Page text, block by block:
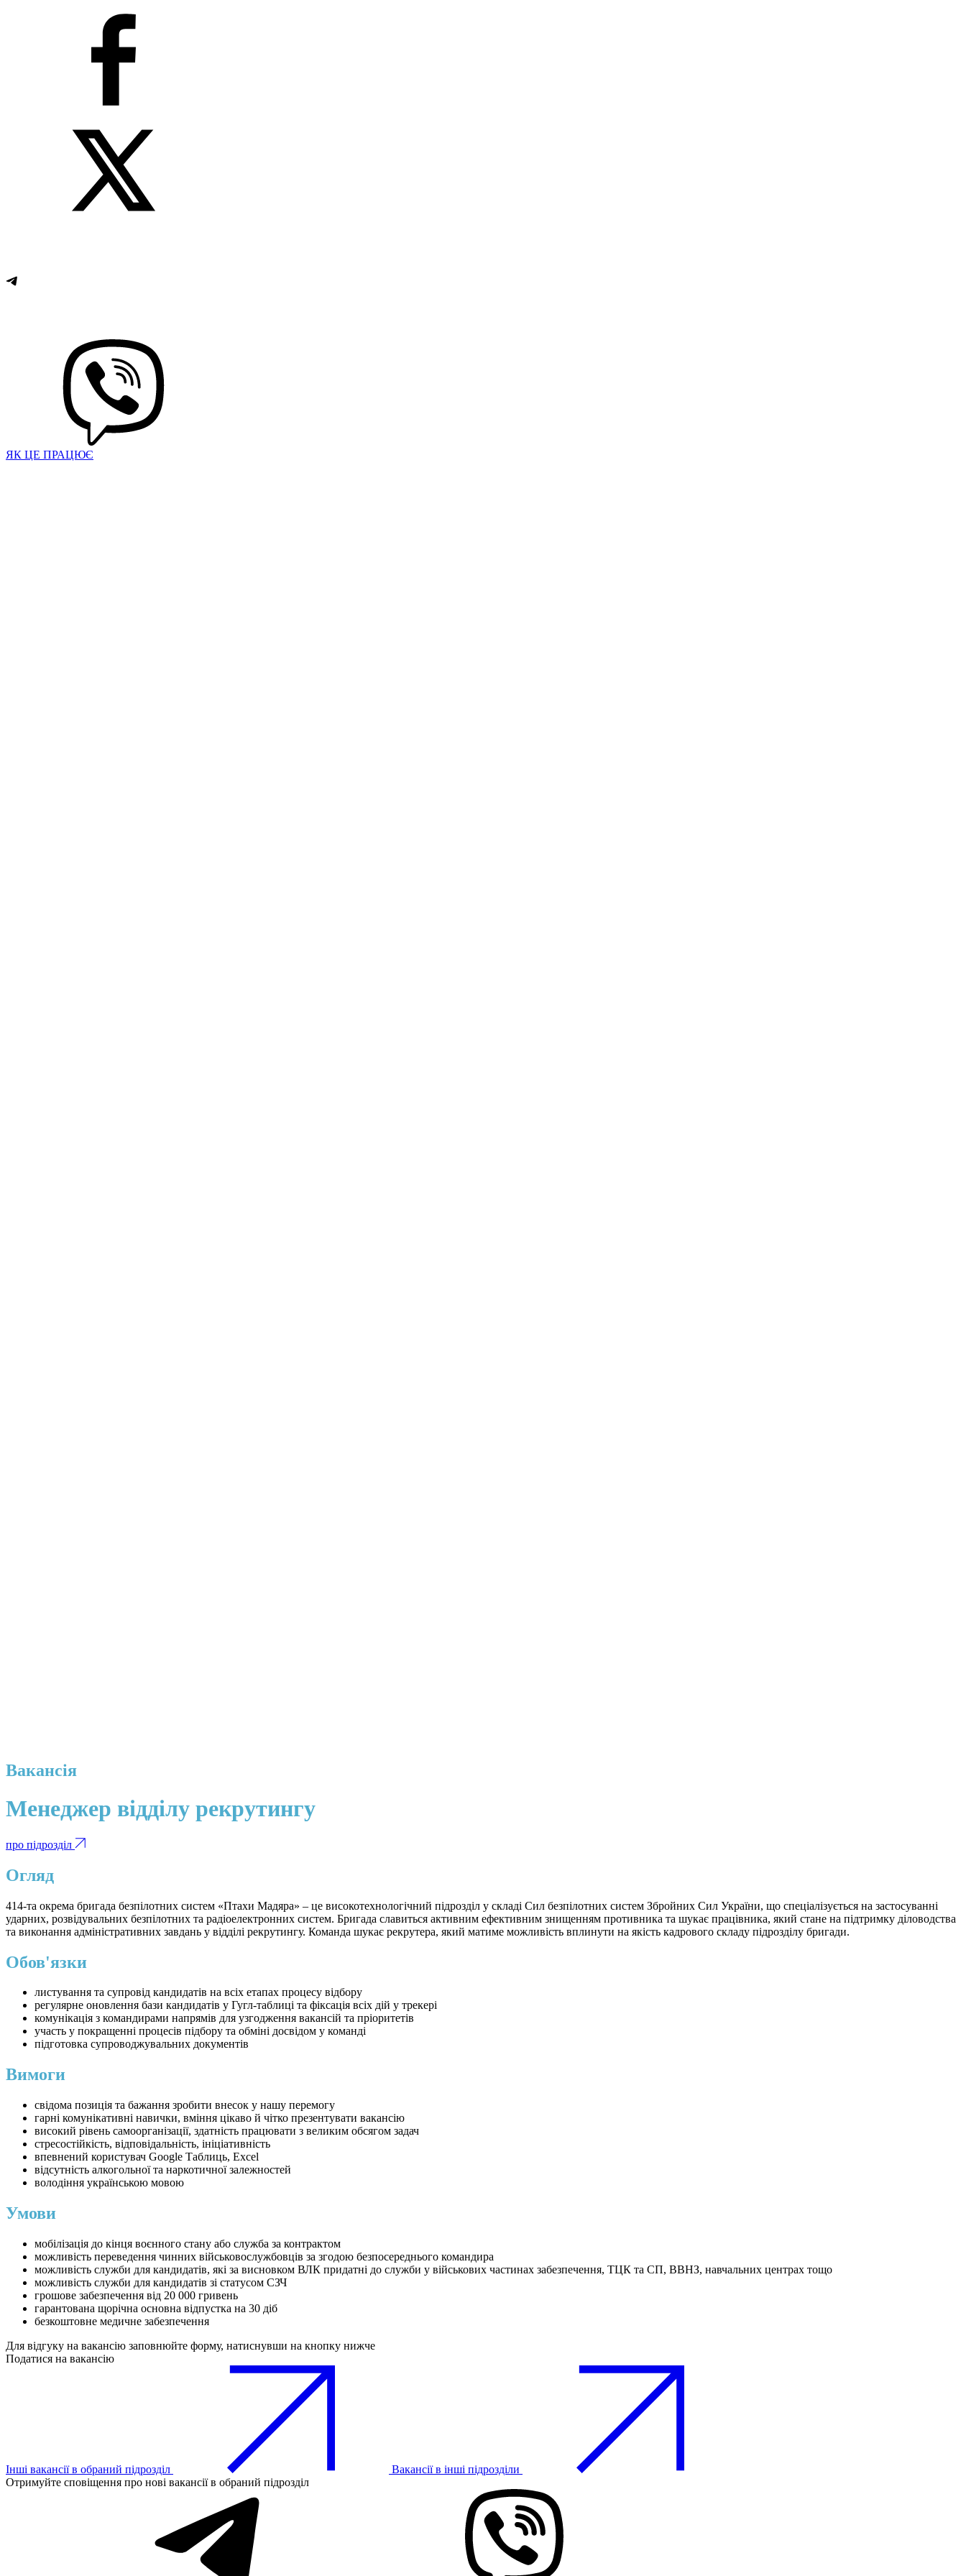
ЯК ЦЕ ПРАЦЮЄ
Вакансія
Менеджер відділу рекрутингу
про підрозділ
Огляд
414-та окрема бригада безпілотних систем «Птахи Мадяра» – це високотехнологічний підрозділ у складі Сил безпілотних систем Збройних Сил України, що спеціалізується на застосуванні
ударних, розвідувальних безпілотних та радіоелектронних систем. Бригада славиться активним ефективним знищенням противника та шукає працівника, який стане на підтримку діловодства
та виконання адміністративних завдань у відділі рекрутингу. Команда шукає рекрутера, який матиме можливість вплинути на якість кадрового складу підрозділу бригади.
Обов'язки
листування та супровід кандидатів на всіх етапах процесу відбору
регулярне оновлення бази кандидатів у Гугл-таблиці та фіксація всіх дій у трекері
комунікація з командирами напрямів для узгодження вакансій та пріоритетів
участь у покращенні процесів підбору та обміні досвідом у команді
підготовка супроводжувальних документів
Вимоги
свідома позиція та бажання зробити внесок у нашу перемогу
гарні комунікативні навички, вміння цікаво й чітко презентувати вакансію
високий рівень самоорганізації, здатність працювати з великим обсягом задач
стресостійкість, відповідальність, ініціативність
впевнений користувач Google Таблиць, Excel
відсутність алкогольної та наркотичної залежностей
володіння українською мовою
Умови
мобілізація до кінця воєнного стану або служба за контрактом
можливість переведення чинних військовослужбовців за згодою безпосереднього командира
можливість служби для кандидатів, які за висновком ВЛК придатні до служби у військових частинах забезпечення, ТЦК та СП, ВВНЗ, навчальних центрах тощо
можливість служби для кандидатів зі статусом СЗЧ
грошове забезпечення від 20 000 гривень
гарантована щорічна основна відпустка на 30 діб
безкоштовне медичне забезпечення
Для відгуку на вакансію заповнюйте форму, натиснувши на кнопку нижче
Податися на вакансію
Інші вакансії в обраний підрозділ
Вакансії в інші підрозділи
Отримуйте сповіщення про нові вакансії в обраний підрозділ